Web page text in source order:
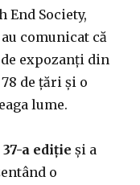
Society,
comunicat că
expozanți din
de țări și o
lume.
37-a ediție și a
o